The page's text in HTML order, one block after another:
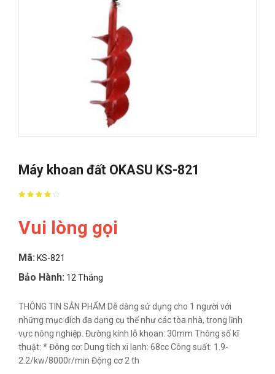
Máy khoan đất OKASU KS-821
Vui lòng gọi
Mã: KS-821
Bảo Hành: 12 Tháng
THÔNG TIN SẢN PHẨM Dễ dàng sử dụng cho 1 người với
những mục đích đa dạng cụ thể như các tòa nhà, trong lĩnh
vực nông nghiệp. Đường kính lỗ khoan: 30mm Thông số kĩ
thuật: * Đông cơ: Dung tích xi lanh: 68cc Công suất: 1.9-
2.2/kw/8000r/min Động cơ 2 th